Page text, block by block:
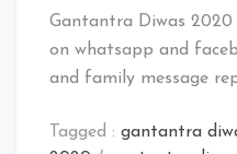
Gantantra Diwas 2020
on whatsapp and
and family message
Tagged : gantantra